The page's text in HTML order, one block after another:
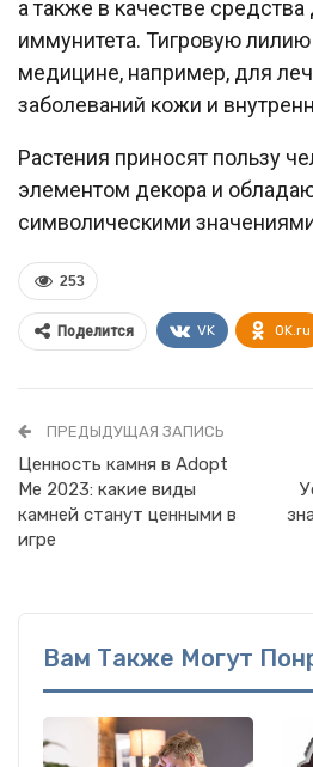
а также в качестве
иммунитета. Тигровую
медицине, например, для
заболеваний кожи и
Растения приносят пользу
элементом декора и
символическими значениями
253
Поделится VK OK.ru
ПРЕДЫДУЩАЯ ЗАПИСЬ
Ценность камня в Adopt
Me 2023: какие виды
камней станут ценными в
игре
Вам Также Могут